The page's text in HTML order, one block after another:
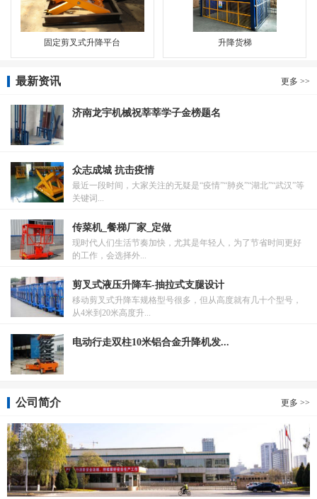
固定剪叉式升降平台 升降货梯
最新资讯 更多 >>
济南龙宇机械祝莘莘学子金榜题名
众志成城 抗击疫情
最近一段时间，大家关注的无疑是“疫情”“肺炎”“湖北”“武汉”等
关键词...
传菜机_餐梯厂家_定做
现时代人们生活节奏加快，尤其是年轻人，为了节省时间更好
的工作，会选择外...
剪叉式液压升降车-抽拉式支腿设计
移动剪叉式升降车规格型号很多，但从高度就有几十个型号，
从4米到20米高度升...
电动行走双柱10米铝合金升降机发...
公司简介 更多 >>